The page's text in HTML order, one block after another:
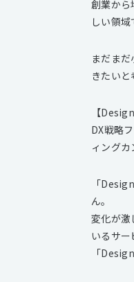
創業か
しい領域
まだま
きたいと
【
DX戦略
ィングカ
「
ん。
変化が激
いるサ
「